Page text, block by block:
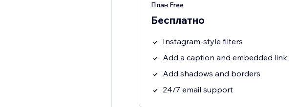
План Free
Бесплатно
Instagram-style filters
Add a caption and embedded link
Add shadows and borders
24/7 email support